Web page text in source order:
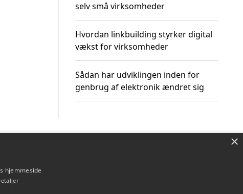
selv små virksomheder
Hvordan linkbuilding styrker digital
vækst for virksomheder
Sådan har udviklingen inden for
genbrug af elektronik ændret sig
×
hjemmeside